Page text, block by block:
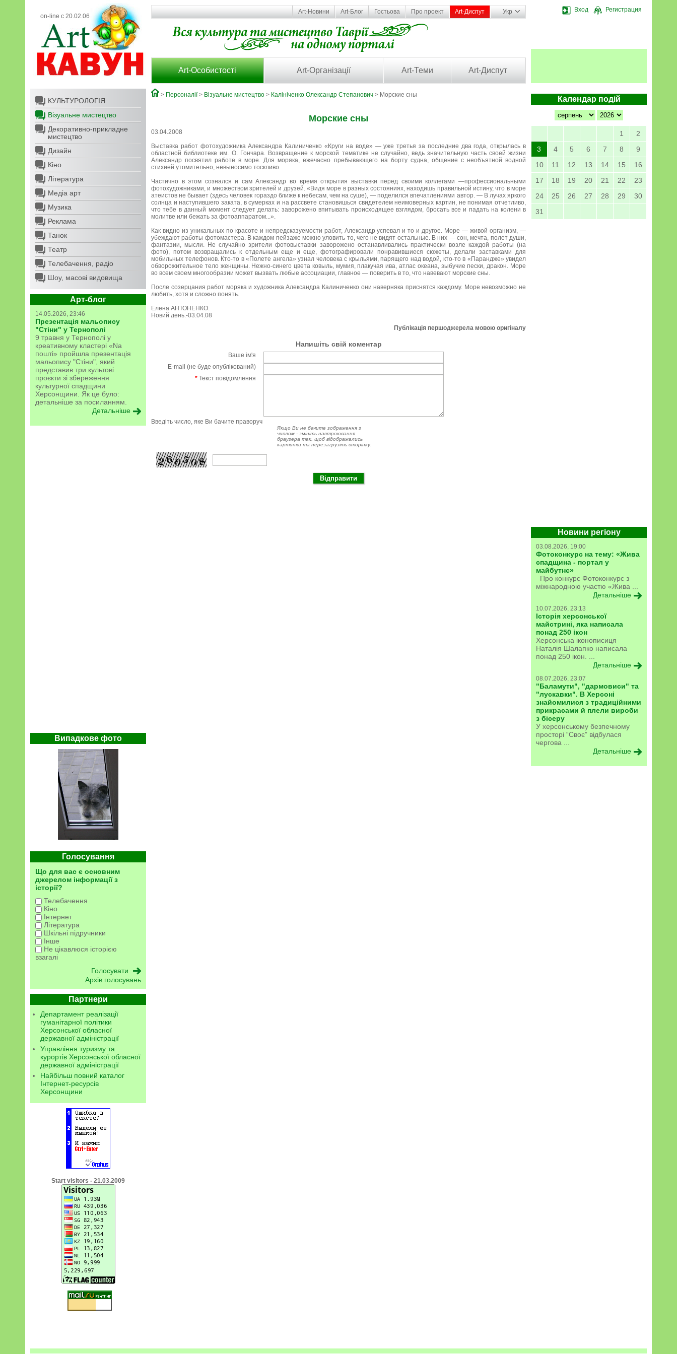
on-line с 20.02.06
Вход Регистрация
Art-Новини Art-Блог Гостьова Про проект Art-Диспут Укр
Art-Особистості Art-Організації Art-Теми Art-Диспут
КУЛЬТУРОЛОГІЯ
Візуальне мистецтво
Декоративно-прикладне
мистецтво
Дизайн
Кіно
Література
Медіа арт
Музика
Реклама
Танок
Театр
Телебачення, радіо
Шоу, масові видовища
Арт-блог
14.05.2026, 23:46
Презентація мальопису
"Стіни" у Тернополі
9 травня у Тернополі у
креативному кластері «Na
пошті» пройшла презентація
мальопису "Стіни", який
представив три культові
проєкти зі збереження
культурної спадщини
Херсонщини. Як це було:
детальніше за посиланням.
Детальніше
Випадкове фото
Голосування
Що для вас є основним
джерелом інформації з
історії?
Телебачення
Кіно
Інтернет
Література
Шкільні підручники
Інше
Не цікавлюся історією
взагалі
Архів голосувань
Партнери
Департамент реалізації
гуманітарної політики
Херсонської обласної
державної адміністрації
Управління туризму та
курортів Херсонської обласної
державної адміністрації
Найбільш повний каталог
Інтернет-ресурсів
Херсонщини
Start visitors - 21.03.2009
Календар подій
1
2
3
4 5 6 7 8
9
10
11 12 13 14 15
16
17
18 19 20 21 22
23
24
25 26 27 28 29
30
31
Новини регіону
03.08.2026, 19:00
Фотоконкурс на тему: «Жива
спадщина - портал у
майбутнє»
Про конкурс Фотоконкурс з
міжнародною участю «Жива ...
Детальніше
10.07.2026, 23:13
Історія херсонської
майстрині, яка написала
понад 250 ікон
Херсонська іконописиця
Наталія Шалапко написала
понад 250 ікон. ...
Детальніше
08.07.2026, 23:07
"Баламути", "дармовиси" та
"лускавки". В Херсоні
знайомилися з традиційними
прикрасами й плели вироби
з бісеру
У херсонському безпечному
просторі “Своє” відбулася
чергова ...
Детальніше
> Персоналії> Візуальне мистецтво > Калініченко Олександр Степанович > Морские сны
Морские сны
03.04.2008
Выставка работ фотохудожника Александра Калиниченко «Круги на воде» — уже третья за последние два года, открылась в
областной библиотеке им. О. Гончара. Возвращение к морской тематике не случайно, ведь значительную часть своей жизни
Александр посвятил работе в море. Для моряка, ежечасно пребывающего на борту судна, общение с необъятной водной
стихией утомительно, невыносимо тоскливо.
Частично в этом сознался и сам Александр во время открытия выставки перед своими коллегами —профессиональными
фотохудожниками, и множеством зрителей и друзей. «Видя море в разных состояниях, находишь правильной истину, что в море
атеистов не бывает (здесь человек гораздо ближе к небесам, чем на суше), — поделился впечатлениями автор. — В лучах яркого
солнца и наступившего заката, в сумерках и на рассвете становишься свидетелем неимоверных картин, не понимая отчетливо,
что тебе в данный момент следует делать: заворожено впитывать происходящее взглядом, бросать все и падать на колени в
молитве или бежать за фотоаппаратом...».
Как видно из уникальных по красоте и непредсказуемости работ, Александр успевал и то и другое. Море — живой организм, —
убеждают работы фотомастера. В каждом пейзаже можно уловить то, чего не видят остальные. В них — сон, мечта, полет души,
фантазии, мысли. Не случайно зрители фотовыставки заворожено останавливались практически возле каждой работы (на
фото), потом возвращались к отдельным еще и еще, фотографировали понравившиеся сюжеты, делали заставками для
мобильных телефонов. Кто-то в «Полете ангела» узнал человека с крыльями, парящего над водой, кто-то в «Парандже» увидел
обворожительное тело женщины. Нежно-синего цвета ковыль, мумия, плакучая ива, атлас океана, зыбучие пески, дракон. Море
во всем своем многообразии может вызвать любые ассоциации, главное — поверить в то, что навевают морские сны.
После созерцания работ моряка и художника Александра Калиниченко они наверняка приснятся каждому. Море невозможно не
любить, хотя и сложно понять.
Елена АНТОНЕНКО.
Новий день.-03.04.08
Публікація першоджерела мовою оригіналу
Напишіть свій коментар
Ваше ім'я
E-mail (не буде опублікований)
* Текст повідомлення
Введіть число, яке Ви бачите праворуч
Якщо Ви не бачите зображення з
числом - змініть настроювання
браузера так, щоб відображались
картинки та перезагрузіть сторінку.